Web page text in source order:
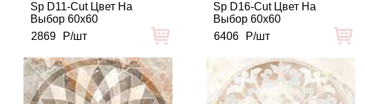
Sp D11-Cut Цвет На
Выбор 60x60
2869
Р/шт
Sp D16-Cut Цвет На
Выбор 60x60
6406
Р/шт